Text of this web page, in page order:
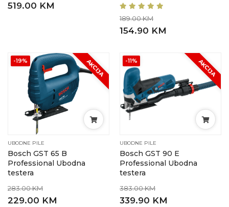
519.00 KM
189.00 KM
154.90 KM
-19% AKCIJA
UBODNE PILE
Bosch GST 65 B
Professional Ubodna
testera
283.00 KM
229.00 KM
-11% AKCIJA
UBODNE PILE
Bosch GST 90 E
Professional Ubodna
testera
383.00 KM
339.90 KM